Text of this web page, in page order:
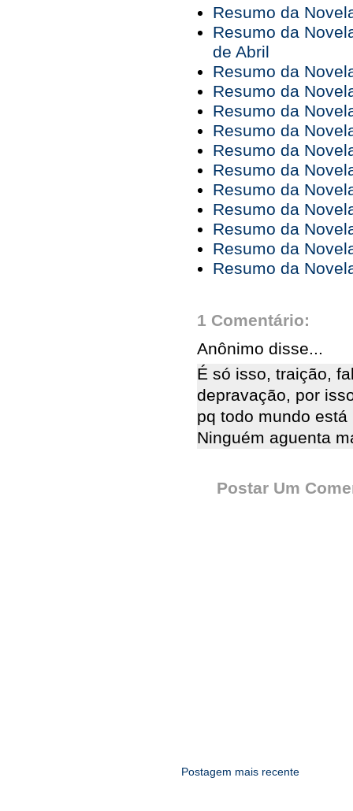
Resumo da
Resumo da
de Abril
Resumo da
Resumo da
Resumo da
Resumo da
Resumo da
Resumo da
Resumo da
Resumo da
Resumo da
Resumo da
Resumo da
1 Comentário:
Anônimo disse...
É só isso, traição,
depravação, por
pq todo mundo
Ninguém aguenta
Postar Um
Postagem mais recente